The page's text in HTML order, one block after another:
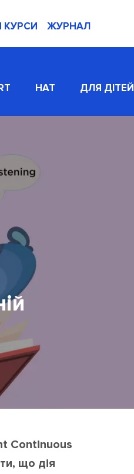
КУРСИ ЖУРНАЛ
HAT ДЛЯ ДІТЕЙ
Continuous
що дія